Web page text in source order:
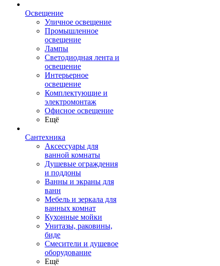
Освещение
Уличное освещение
Промышленное
освещение
Лампы
Светодиодная лента и
освещение
Интерьерное
освещение
Комплектующие и
электромонтаж
Офисное освещение
Ещё
Сантехника
Аксессуары для
ванной комнаты
Душевые ограждения
и поддоны
Ванны и экраны для
ванн
Мебель и зеркала для
ванных комнат
Кухонные мойки
Унитазы, раковины,
биде
Смесители и душевое
оборудование
Ещё